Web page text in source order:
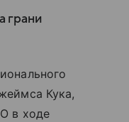
грани
Кука,
в ходе